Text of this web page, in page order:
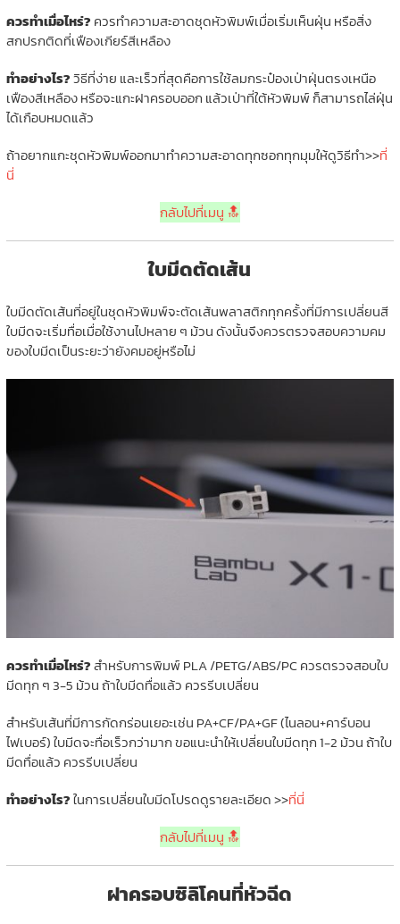
ควรทำเมื่อไหร่? ควรทำความสะอาดชุดหัวพิมพ์เมื่อเริ่มเห็นฝุ่น หรือสิ่ง
สกปรกติดที่เฟืองเกียร์สีเหลือง
ทำอย่างไร?วิธีที่ง่าย และเร็วที่สุดคือการใช้ลมกระป๋องเป่าฝุ่นตรงเหนือ
เฟืองสีเหลือง หรือจะแกะฝาครอบออก แล้วเป่าที่ใต้หัวพิมพ์ ก็สามารถไล่ฝุ่น
ได้เกือบหมดแล้ว
ถ้าอยากแกะชุดหัวพิมพ์ออกมาทำความสะอาดทุกซอกทุกมุมให้ดูวิธีทำ>>ที่
นี่
กลับไปที่เมนู 🔝
ใบมีดตัดเส้น
ใบมีดตัดเส้นที่อยู่ในชุดหัวพิมพ์จะตัดเส้นพลาสติกทุกครั้งที่มีการเปลี่ยนสี
ใบมีดจะเริ่มทื่อเมื่อใช้งานไปหลาย ๆ ม้วน ดังนั้นจึงควรตรวจสอบความคม
ของใบมีดเป็นระยะว่ายังคมอยู่หรือไม่
ควรทำเมื่อไหร่?สำหรับการพิมพ์ PLA /PETG/ABS/PC ควรตรวจสอบใบ
มีดทุก ๆ 3-5 ม้วน ถ้าใบมีดทื่อแล้ว ควรรีบเปลี่ยน
สำหรับเส้นที่มีการกัดกร่อนเยอะเช่น PA+CF/PA+GF (ไนลอน+คาร์บอน
ไฟเบอร์) ใบมีดจะทื่อเร็วกว่ามาก ขอแนะนำให้เปลี่ยนใบมีดทุก 1-2 ม้วน ถ้าใบ
มีดทื่อแล้ว ควรรีบเปลี่ยน
ทำอย่างไร?ในการเปลี่ยนใบมีดโปรดดูรายละเอียด >>ที่นี่
กลับไปที่เมนู 🔝
ฝาครอบซิลิโคนที่หัวฉีด